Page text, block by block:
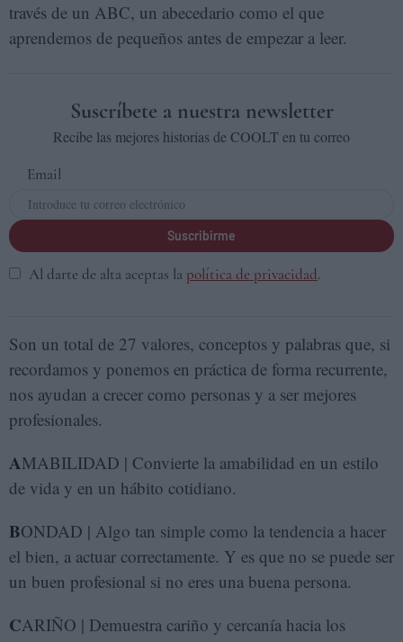
través de un ABC, un abecedario como el que
aprendemos de pequeños antes de empezar a leer.
Suscríbete a nuestra newsletter
Recibe las mejores historias de COOLT en tu correo
Email
Suscribirme
Al darte de alta aceptas la política de privacidad.
Son un total de 27 valores, conceptos y palabras que, si
recordamos y ponemos en práctica de forma recurrente,
nos ayudan a crecer como personas y a ser mejores
profesionales.
AMABILIDAD | Convierte la amabilidad en un estilo
de vida y en un hábito cotidiano.
BONDAD | Algo tan simple como la tendencia a hacer
el bien, a actuar correctamente. Y es que no se puede ser
un buen profesional si no eres una buena persona.
CARIÑO | Demuestra cariño y cercanía hacia los